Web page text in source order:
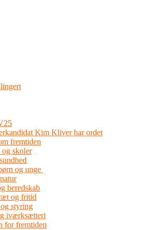
Kim Kliver har ordet
fremtiden
skoler
og unge
beredskab
og fritid
styring
iværksætteri
for fremtiden